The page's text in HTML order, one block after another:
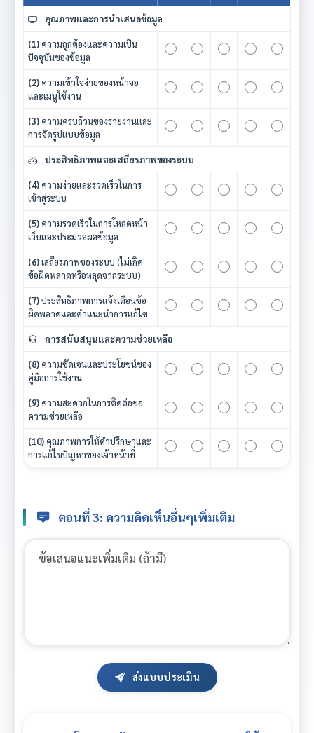
คุณภาพและการนำเสนอข้อมูล
(1)ความถูกต้องและความเป็น
ปัจจุบันของข้อมูล
(2)ความเข้าใจง่ายของหน้าจอ
และเมนูใช้งาน
(3)ความครบถ้วนของรายงานและ
การจัดรูปแบบข้อมูล
ประสิทธิภาพและเสถียรภาพของระบบ
(4)ความง่ายและรวดเร็วในการ
เข้าสู่ระบบ
(5)ความรวดเร็วในการโหลดหน้า
เว็บและประมวลผลข้อมูล
(6)เสถียรภาพของระบบ (ไม่เกิด
ข้อผิดพลาดหรือหลุดจากระบบ)
(7)ประสิทธิภาพการแจ้งเตือนข้อ
ผิดพลาดและคำแนะนำการแก้ไข
การสนับสนุนและความช่วยเหลือ
(8)ความชัดเจนและประโยชน์ของ
คู่มือการใช้งาน
(9)ความสะดวกในการติดต่อขอ
ความช่วยเหลือ
(10)คุณภาพการให้คำปรึกษาและ
การแก้ไขปัญหาของเจ้าหน้าที่
ตอนที่ 3: ความคิดเห็นอื่นๆเพิ่มเติม
ส่งแบบประเมิน